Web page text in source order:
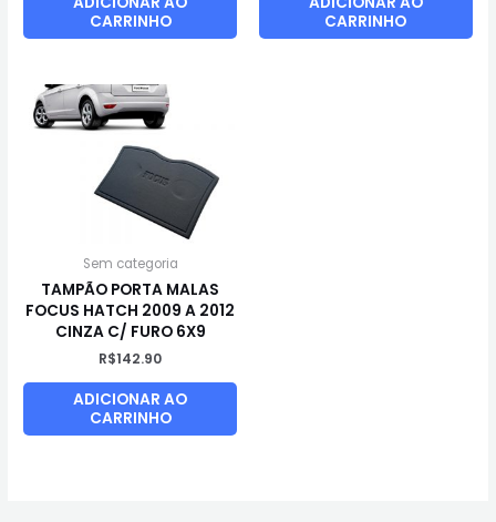
CARRINHO
CARRINHO
Sem categoria
TAMPÃO PORTA MALAS
FOCUS HATCH 2009 A 2012
CINZA C/ FURO 6X9
R$142.90
ADICIONAR AO
CARRINHO